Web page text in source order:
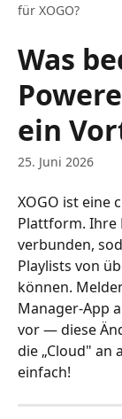
für XOGO?
Was
ein
25. Juni 2026
XOGO ist eine
Plattform. Ihre
verbunden,
Playlists von
können.
Manager-App
vor — diese
die „Cloud" an
einfach!